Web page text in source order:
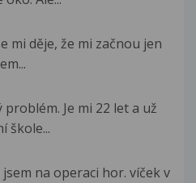
mi děje, že mi začnou jen
Je mi 22 let a už
škole...
na operaci hor. víček v